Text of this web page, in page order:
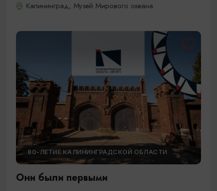
Калининград, Музей Мирового океана
80-ЛЕТИЕ КАЛИНИНГРАДСКОЙ ОБЛАСТИ
Они были первыми